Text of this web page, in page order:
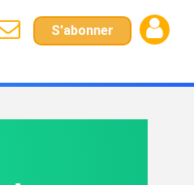
S'abonner